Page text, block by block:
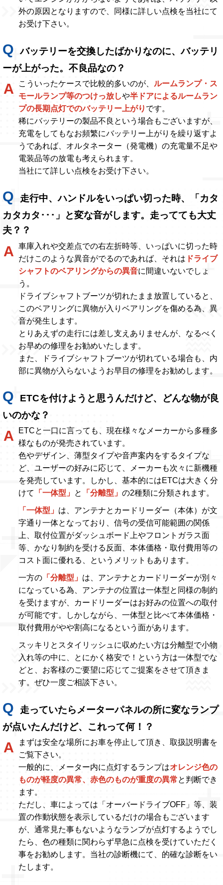
外の原因となりますので、同様に詳しい点検を当社にて
お受け下さい。
バッテリーを交換したばかりなのに、バッテリ
ーが上がった。不良品なの？
こういったケースで比較的多いのが、 ルームランプ・ス
モールランプ等のつけっ放しや半ドアによるルームラン
プの長期点灯でのバッテリー上がり です。
稀にバッテリーの製品不良という場合もございますが、
充電をしてもなお頻繁にバッテリー上がりを繰り返すよ
うであれば、オルタネーター（発電機）の充電量不足や
電装品等の放電も考えられます。
当社にて詳しい点検をお受け下さい。
走行中、ハンドルをいっぱい切った時、「カタ
カタカタ･･･」と変な音がします。走ってても大丈
夫？？
車庫入れや交差点での右左折時等、いっぱいに切った時
だけこのような異音がでるのであれば、それは ドライブ
シャフトのベアリングからの異音に間違いないでしょ
う。
ドライブシャフトブーツが切れたまま放置していると、
このベアリングに異物が入りベアリングを傷める為、異
音が発生します。
とりあえずの走行には差し支えありませんが、なるべく
お早めの修理をお勧めいたします。
また、ドライブシャフトブーツが切れている場合も、内
部に異物が入らないようお早目の修理をお勧めします。
ETCを付けようと思うんだけど、どんな物が良
いのかな？
ETCと一口に言っても、現在様々なメーカーから多種多
様なものが発売されています。
色やデザイン、薄型タイプや音声案内をするタイプな
ど、ユーザーの好みに応じて、メーカーも次々に新機種
を発売しています。しかし、基本的にはETCは大きく分
けて
「一体型」 と 「分離型」 の2種類に分類されます。
「一体型」 は、アンテナとカードリーダー（本体）が文
字通り一体となっており、信号の受信可能範囲の関係
上、取付位置がダッシュボード上やフロントガラス面
等、かなり制約を受ける反面、本体価格・取付費用等の
コスト面に優れる、というメリットもあります。
一方の 「分離型」 は、アンテナとカードリーダーが別々
になっている為、アンテナの位置は一体型と同様の制約
を受けますが、カードリーダーはお好みの位置への取付
が可能です。しかしながら、一体型と比べて本体価格・
取付費用がやや割高になるという面があります。
スッキリとスタイリッシュに収めたい方は分離型で小物
入れ等の中に、とにかく格安で！という方は一体型でな
どと、お客様のご要望に応じてご提案をさせて頂きま
す。ぜひ一度ご相談下さい。
走っていたらメーターパネルの所に変なランプ
が点いたんだけど、これって何！？
まずは安全な場所にお車を停止して頂き、取扱説明書を
ご覧下さい。
一般的に、メーター内に点灯するランプはオレンジ色の
ものが軽度の異常、赤色のものが重度の異常と判断でき
ます。
ただし、車によっては「オーバードライブOFF」等、装
置の作動状態を表示しているだけの場合もございます
が、通常見た事もないようなランプが点灯するようでし
たら、色の種類に関わらず早急に点検を受けていただく
事をお勧めします。当社の診断機にて、的確な診断をい
たします。